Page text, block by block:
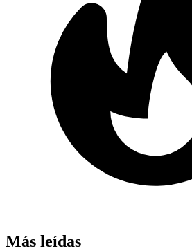
Más leídas